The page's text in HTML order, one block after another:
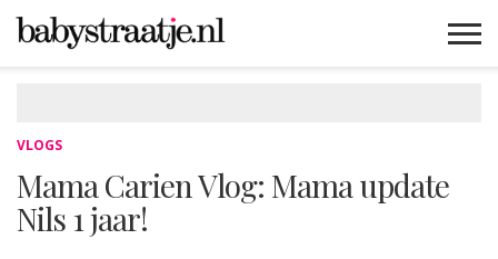
VLOGS
Mama Carien Vlog: Mama update
Nils 1 jaar!